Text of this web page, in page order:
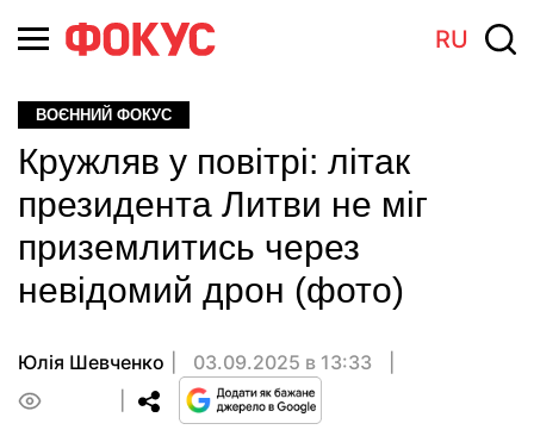
RU
ВОЄННИЙ ФОКУС
Кружляв у повітрі: літак
президента Литви не міг
приземлитись через
невідомий дрон (фото)
Юлія Шевченко
03.09.2025 в 13:33